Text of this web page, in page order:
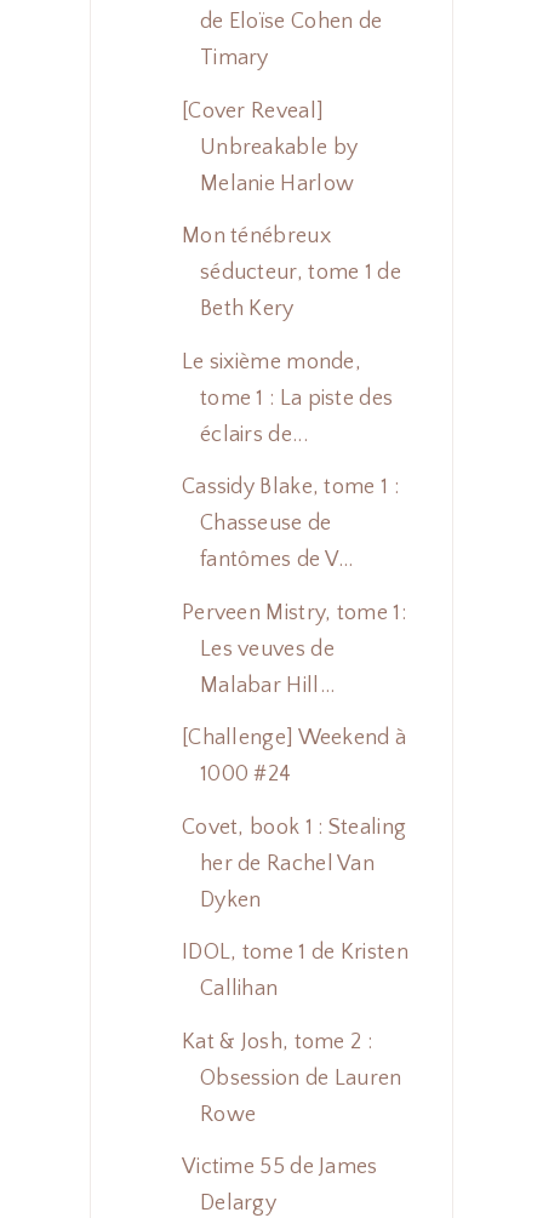
de Eloïse Cohen de
Timary
[Cover Reveal]
Unbreakable by
Melanie Harlow
Mon ténébreux
séducteur, tome 1 de
Beth Kery
Le sixième monde,
tome 1 : La piste des
éclairs de...
Cassidy Blake, tome 1 :
Chasseuse de
fantômes de V...
Perveen Mistry, tome 1:
Les veuves de
Malabar Hill...
[Challenge] Weekend à
1000 #24
Covet, book 1 : Stealing
her de Rachel Van
Dyken
IDOL, tome 1 de Kristen
Callihan
Kat & Josh, tome 2 :
Obsession de Lauren
Rowe
Victime 55 de James
Delargy